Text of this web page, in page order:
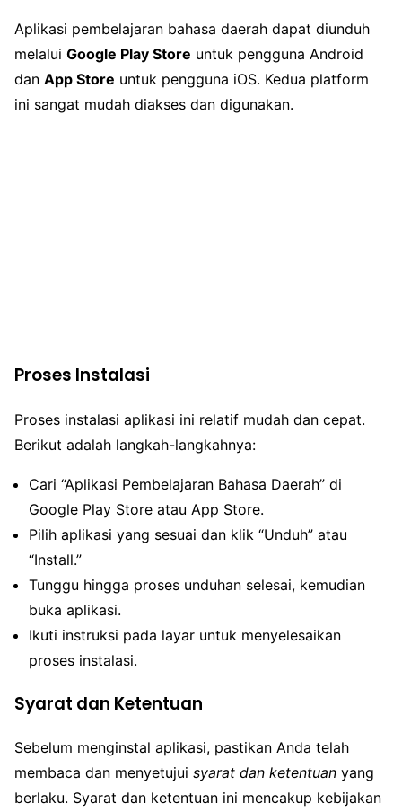
Aplikasi pembelajaran bahasa daerah dapat diunduh
melalui Google Play Store untuk pengguna Android
dan App Store untuk pengguna iOS. Kedua platform
ini sangat mudah diakses dan digunakan.
Proses Instalasi
Proses instalasi aplikasi ini relatif mudah dan cepat.
Berikut adalah langkah-langkahnya:
Cari “Aplikasi Pembelajaran Bahasa Daerah” di
Google Play Store atau App Store.
Pilih aplikasi yang sesuai dan klik “Unduh” atau
“Install.”
Tunggu hingga proses unduhan selesai, kemudian
buka aplikasi.
Ikuti instruksi pada layar untuk menyelesaikan
proses instalasi.
Syarat dan Ketentuan
Sebelum menginstal aplikasi, pastikan Anda telah
membaca dan menyetujui syarat dan ketentuan yang
berlaku. Syarat dan ketentuan ini mencakup kebijakan